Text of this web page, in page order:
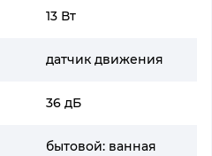
13 Вт
датчик движения
36 дБ
бытовой: ванная